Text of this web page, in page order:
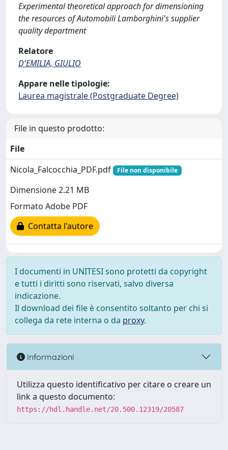
Experimental theoretical approach for dimensioning
the resources of Automobili Lamborghini's supplier
quality department
Relatore
D'EMILIA, GIULIO
Appare nelle tipologie:
Laurea magistrale (Postgraduate Degree)
File in questo prodotto:
File
Nicola_Falcocchia_PDF.pdf
File non disponibile
Dimensione 2.21 MB
Formato Adobe PDF
Contatta l'autore
I documenti in UNITESI sono protetti da copyright
e tutti i diritti sono riservati, salvo diversa
indicazione.
Il download dei file è consentito soltanto per chi si
collega da rete interna o da proxy.
Informazioni
Utilizza questo identificativo per citare o creare un
link a questo documento:
https://hdl.handle.net/20.500.12319/20587